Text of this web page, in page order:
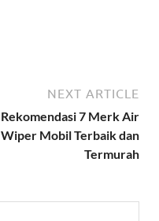
NEXT ARTICLE
Rekomendasi 7 Merk Air
Wiper Mobil Terbaik dan
Termurah